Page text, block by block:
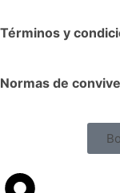
Términos y
Normas de